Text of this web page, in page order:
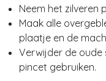
Neem het zilveren
Maak alle
plaatje en de
Verwijder de oude
pincet gebruiken.